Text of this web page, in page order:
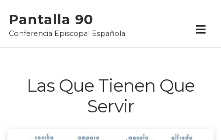
content
Pantalla 90
Conferencia Episcopal Española
Las Que Tienen Que
Servir